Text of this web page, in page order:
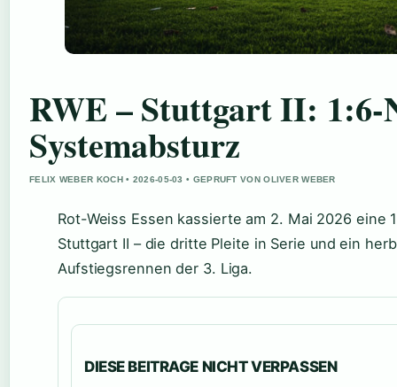
RWE – Stuttgart II: 1:6-
Systemabsturz
FELIX WEBER KOCH • 2026-05-03 • GEPRUFT VON OLIVER WEBER
Rot-Weiss Essen kassierte am 2. Mai 2026 eine
Stuttgart II – die dritte Pleite in Serie und ein
Aufstiegsrennen der 3. Liga.
DIESE BEITRAGE NICHT VERPASSEN